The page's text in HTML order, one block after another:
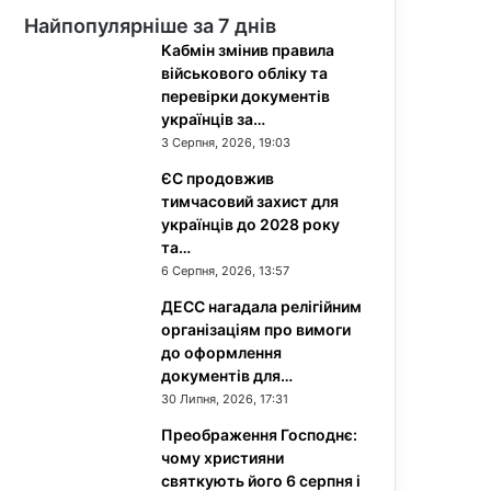
Найпопулярніше за 7 днів
Кабмін змінив правила
військового обліку та
перевірки документів
українців за…
3 Серпня, 2026, 19:03
ЄС продовжив
тимчасовий захист для
українців до 2028 року
та…
6 Серпня, 2026, 13:57
ДЕСС нагадала релігійним
організаціям про вимоги
до оформлення
документів для…
30 Липня, 2026, 17:31
Преображення Господнє:
чому християни
святкують його 6 серпня і